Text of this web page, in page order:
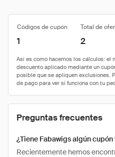
Códigos de cupón Total de
1 2
Preguntas frecuentes
¿Tiene Fabawigs algún
Recientemente hemos